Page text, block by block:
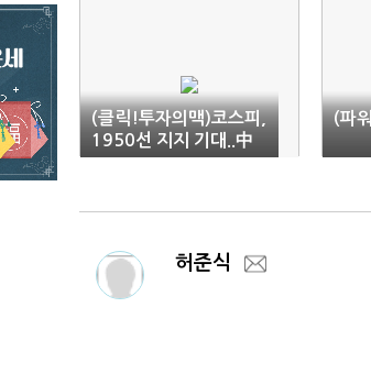
(클릭!투자의맥)코스피,
1950선 지지 기대..中
제조업 PMI 주목
(파
허준식